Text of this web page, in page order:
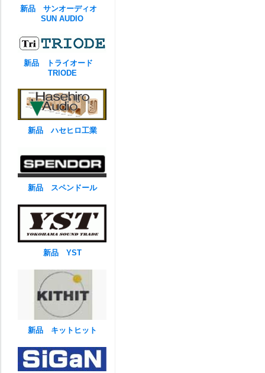
新品 サンオーディオ
SUN AUDIO
新品 トライオード
TRIODE
新品 ハセヒロ工業
新品 スペンドール
新品 YST
新品 キットヒット